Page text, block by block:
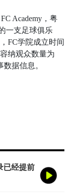
Academy，粤
一支足球俱乐
FC学院成立时间
纳观众数量为
据信息。
已经提前
次站上